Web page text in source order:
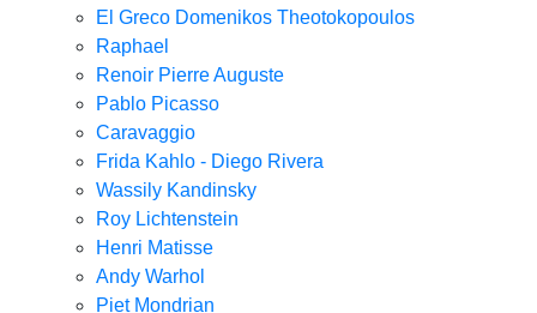
El Greco Domenikos Theotokopoulos
Raphael
Renoir Pierre Auguste
Pablo Picasso
Caravaggio
Frida Kahlo - Diego Rivera
Wassily Kandinsky
Roy Lichtenstein
Henri Matisse
Andy Warhol
Piet Mondrian